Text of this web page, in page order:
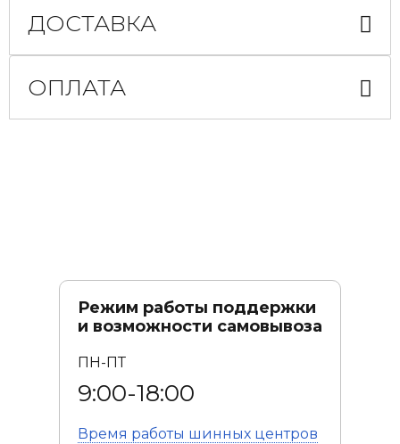
ДОСТАВКА
ОПЛАТА
Режим работы поддержки
и возможности самовывоза
ПН-ПТ
9:00-18:00
Время работы шинных центров